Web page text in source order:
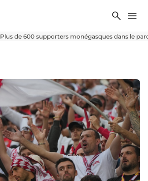
Plus de 600 supporters monégasques dans le